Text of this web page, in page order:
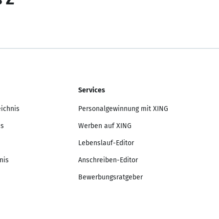
Services
Personalgewinnung mit XING
Werben auf XING
Lebenslauf-Editor
Anschreiben-Editor
Bewerbungsratgeber